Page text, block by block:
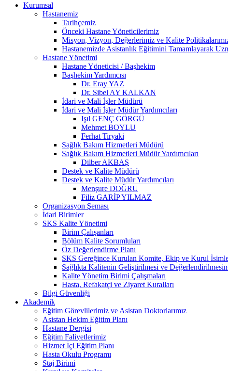
Kurumsal
Hastanemiz
Tarihçemiz
Önceki Hastane Yöneticilerimiz
Misyon, Vizyon, Değerlerimiz ve Kalite
Hastanemizde Asistanlık Eğitimini Tamamlayarak
Hastane Yönetimi
Hastane Yöneticisi / Başhekim
Başhekim Yardımcısı
Dr. Eray YAZ
Dr. Sibel AY KALKAN
İdari ve Mali İşler Müdürü
İdari ve Mali İşler Müdür Yardımcıları
Işıl GENÇ GÖRGÜ
Mehmet BOYLU
Ferhat Tiryaki
Sağlık Bakım Hizmetleri Müdürü
Sağlık Bakım Hizmetleri Müdür Yardımcıları
Dilber AKBAŞ
Destek ve Kalite Müdürü
Destek ve Kalite Müdür Yardımcıları
Menşure DOĞRU
Filiz GARİP YILMAZ
Organizasyon Şeması
İdari Birimler
SKS Kalite Yönetimi
Birim Çalışanları
Bölüm Kalite Sorumluları
Öz Değerlendirme Planı
SKS Gereğince Kurulan Komite, Ekip ve Kurul
Sağlıkta Kalitenin Geliştirilmesi ve
Kalite Yönetim Birimi Çalışmaları
Hasta, Refakatçi ve Ziyaret Kuralları
Bilgi Güvenliği
Akademik
Eğitim Görevlilerimiz ve Asistan Doktorlarımız
Asistan Hekim Eğitim Planı
Hastane Dergisi
Eğitim Faliyetlerimiz
Hizmet İçi Eğitim Planı
Hasta Okulu Programı
Staj Birimi